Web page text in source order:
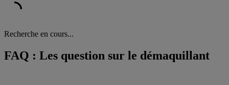
Recherche en cours...
FAQ : Les question sur le démaquillant